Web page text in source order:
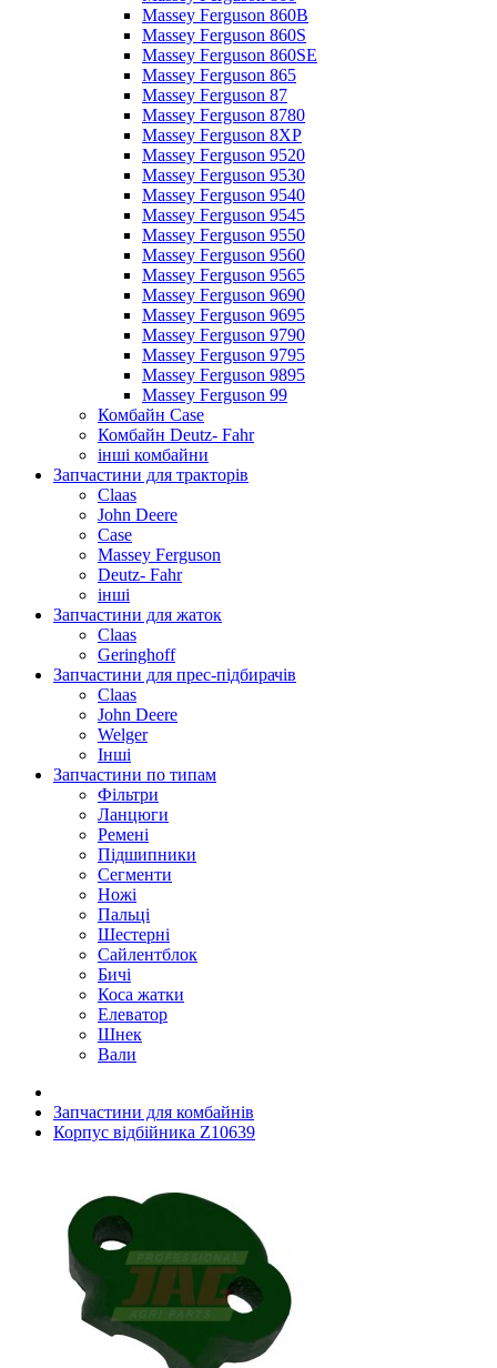
Massey Ferguson 860B
Massey Ferguson 860S
Massey Ferguson 860SE
Massey Ferguson 865
Massey Ferguson 87
Massey Ferguson 8780
Massey Ferguson 8XP
Massey Ferguson 9520
Massey Ferguson 9530
Massey Ferguson 9540
Massey Ferguson 9545
Massey Ferguson 9550
Massey Ferguson 9560
Massey Ferguson 9565
Massey Ferguson 9690
Massey Ferguson 9695
Massey Ferguson 9790
Massey Ferguson 9795
Massey Ferguson 9895
Massey Ferguson 99
Комбайн Case
Комбайн Deutz- Fahr
інші комбайни
Запчастини для тракторів
Claas
John Deere
Case
Massey Ferguson
Deutz- Fahr
інші
Запчастини для жаток
Claas
Geringhoff
Запчастини для прес-підбирачів
Claas
John Deere
Welger
Інші
Запчастини по типам
Фільтри
Ланцюги
Ремені
Підшипники
Сегменти
Ножі
Пальці
Шестерні
Сайлентблок
Бичі
Коса жатки
Елеватор
Шнек
Вали
Запчастини для комбайнів
Корпус відбійника Z10639